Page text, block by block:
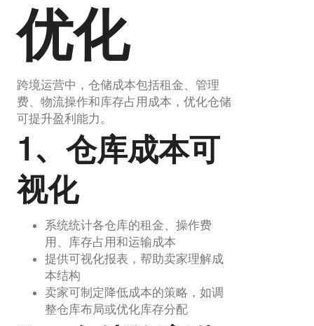
优化
跨境运营中，仓储成本包括租金、管理
费、物流操作和库存占用成本，优化仓储
可提升盈利能力。
1、仓库成本可
视化
系统统计各仓库的租金、操作费
用、库存占用和运输成本
提供可视化报表，帮助卖家理解成
本结构
卖家可制定降低成本的策略，如调
整仓库布局或优化库存分配